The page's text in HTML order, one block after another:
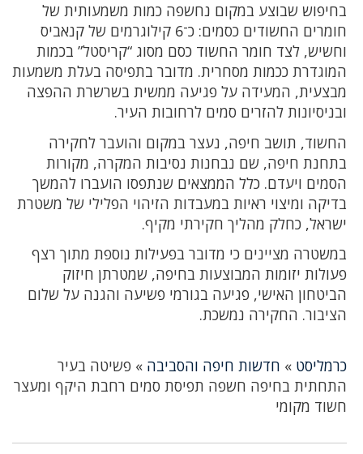
בחיפוש שבוצע במקום נחשפה כמות משמעותית של
חומרים החשודים כסמים: כ־6 קילוגרמים של קנאביס
וחשיש, לצד חומר החשוד כסם מסוג “קריסטל” בכמות
המוגדרת ככמות מסחרית. מדובר בתפיסה בעלת משמעות
מבצעית, המעידה על פגיעה ממשית בשרשרת ההפצה
ובניסיונות להזרים סמים לרחובות העיר.
החשוד, תושב חיפה, נעצר במקום והועבר לחקירה
בתחנת חיפה, שם נבחנות נסיבות המקרה, מקורות
הסמים ויעדם. כלל הממצאים שנתפסו הועברו להמשך
בדיקה ומיצוי ראיות במעבדות הזיהוי הפלילי של משטרת
ישראל, כחלק מהליך חקירתי מקיף.
במשטרה מציינים כי מדובר בפעילות נוספת מתוך רצף
פעולות יזומות המבוצעות בחיפה, שמטרתן חיזוק
הביטחון האישי, פגיעה בגורמי פשיעה והגנה על שלום
הציבור. החקירה נמשכת.
כרמליסט » חדשות חיפה והסביבה » פשיטה בעיר
התחתית בחיפה חשפה תפיסת סמים רחבת היקף ומעצר
חשוד מקומי